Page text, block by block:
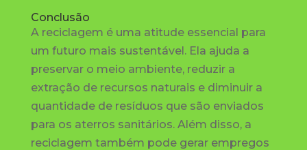
Conclusão
A reciclagem é uma atitude essencial para
um futuro mais sustentável. Ela ajuda a
preservar o meio ambiente, reduzir a
extração de recursos naturais e diminuir a
quantidade de resíduos que são enviados
para os aterros sanitários. Além disso, a
reciclagem também pode gerar empregos